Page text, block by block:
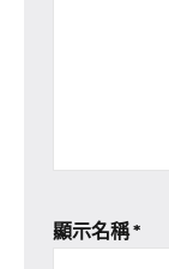
顯示名稱*